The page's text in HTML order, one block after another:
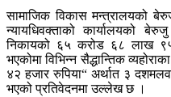
सामाजिक विकास मन्त्रालयको
न्यायधिवक्ताको कार्यालयको
निकायको ६५ करोड ६८ लाख ९५
भएकोमा विभिन्न सैद्धान्तिक
४२ हजार रुपिया“ अर्थात ३
भएको प्रतिवेदनमा उल्लेख छ ।